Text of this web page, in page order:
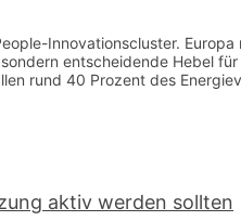
Innovationscluster. Europa
entscheidende Hebel
rund 40 Prozent des
aktiv werden sollten